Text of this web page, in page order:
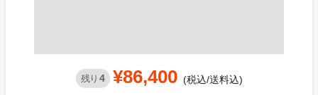
残り 4 ¥86,400 (税込/送料込)